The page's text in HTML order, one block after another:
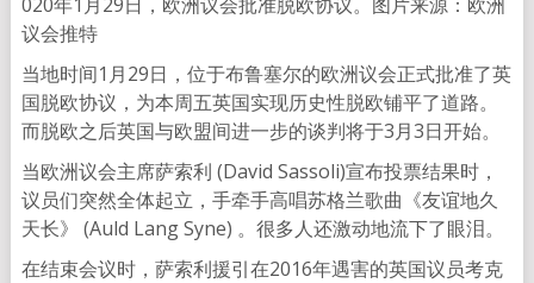
议会推特
当地时间1月29日，位于布鲁塞尔的欧洲议会正式批准了英
国脱欧协议，为本周五英国实现历史性脱欧铺平了道路。
而脱欧之后英国与欧盟间进一步的谈判将于3月3日开始。
当欧洲议会主席萨索利 (David Sassoli)宣布投票结果时，
议员们突然全体起立，手牵手高唱苏格兰歌曲《友谊地久
天长》 (Auld Lang Syne) 。很多人还激动地流下了眼泪。
在结束会议时，萨索利援引在2016年遇害的英国议员考克